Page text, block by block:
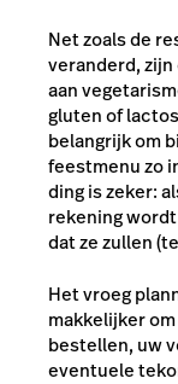
Net zoals de
veranderd,
aan
gluten of
belangrijk om
feestmenu zo
ding is zeker:
rekening
dat ze zullen
Het vroeg
makkelijker
bestellen, uw
eventuele